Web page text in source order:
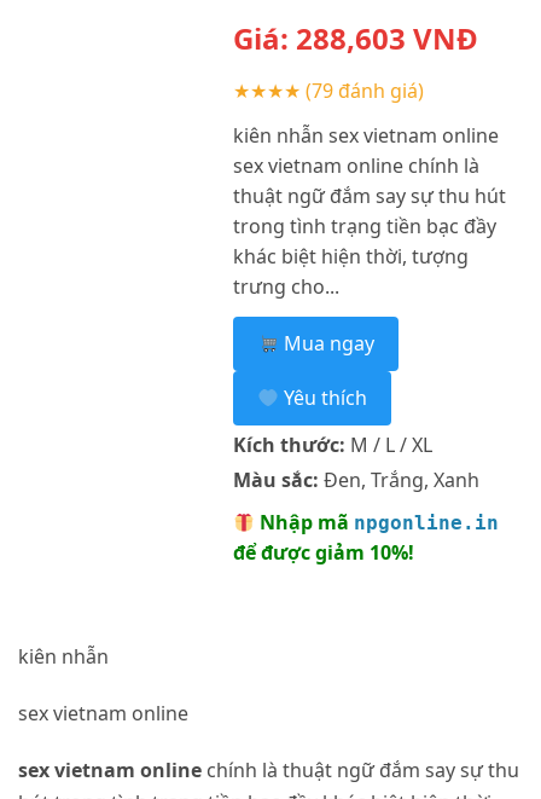
Giá: 288,603 VNĐ
★★★★ (79 đánh giá)
kiên nhẫn sex vietnam online
sex vietnam online chính là
thuật ngữ đắm say sự thu hút
trong tình trạng tiền bạc đầy
khác biệt hiện thời, tượng
trưng cho...
Mua ngay
Yêu thích
Kích thước: M / L / XL
Màu sắc: Đen, Trắng, Xanh
Nhập mã npgonline.in
để được giảm 10%!
kiên nhẫn
sex vietnam online
sex vietnam online chính là thuật ngữ đắm say sự thu